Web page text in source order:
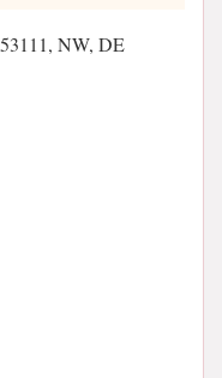
NW, DE